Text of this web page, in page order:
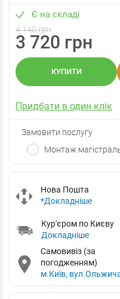
Є на складі
4 140 грн
3 720 грн
КУПИТИ
Придбати в один клік
Замовити послугу
Монтаж
Нова Пошта
*Докладніше
Кур'єром по Києву
Докладніше
Самовивіз (за
погодженням)
м.Київ,